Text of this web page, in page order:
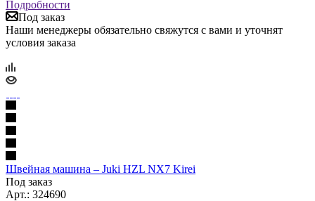
Подробности
Под заказ
Наши менеджеры обязательно свяжутся с вами и уточнят
условия заказа
Швейная машина – Juki HZL NX7 Kirei
Под заказ
Арт.: 324690